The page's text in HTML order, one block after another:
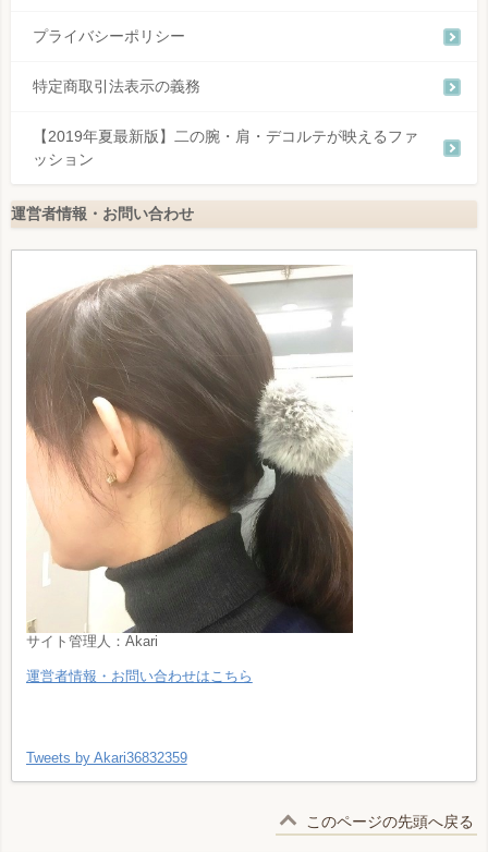
このページの先頭へ戻る
プライバシーポリシー
特定商取引法表示の義務
【2019年夏最新版】二の腕・肩・デコルテが映えるファ
ッション
運営者情報・お問い合わせ
サイト管理人：Akari
運営者情報・お問い合わせはこちら
Tweets by Akari36832359